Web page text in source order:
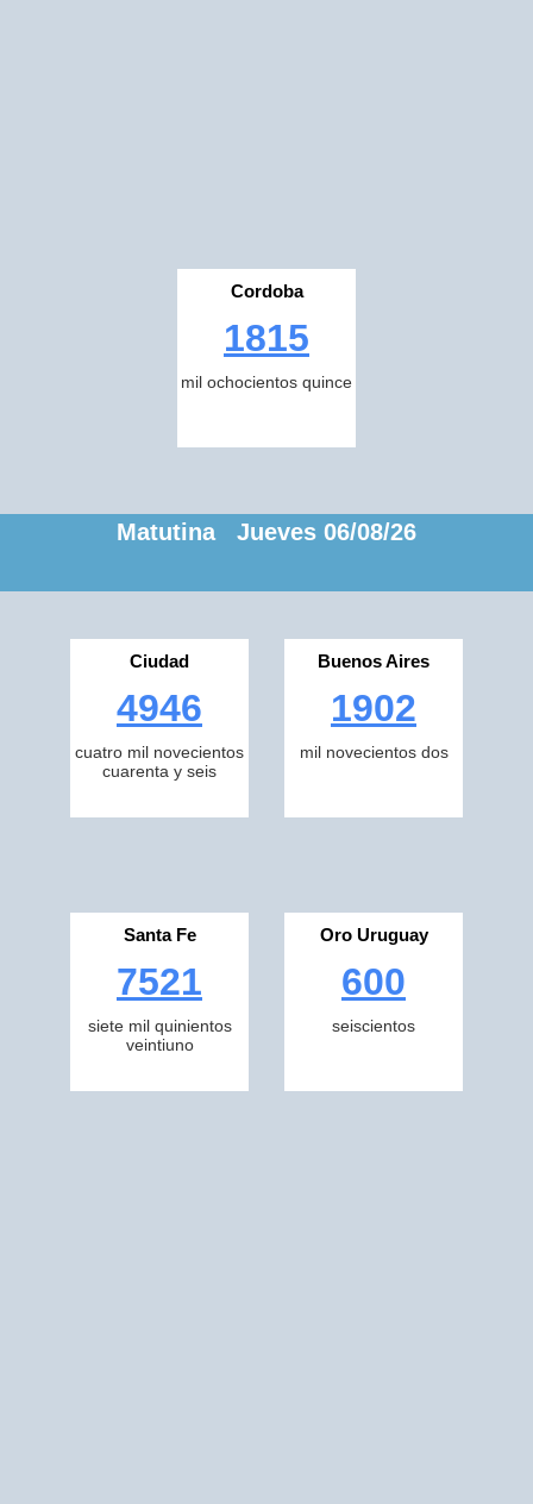
Cordoba
1815
mil ochocientos quince
Matutina Jueves 06/08/26
Ciudad
4946
cuatro mil novecientos
cuarenta y seis
Buenos Aires
1902
mil novecientos dos
Santa Fe
7521
siete mil quinientos
veintiuno
Oro Uruguay
600
seiscientos